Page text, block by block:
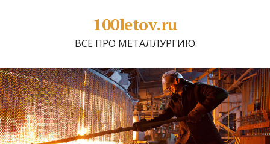
100letov.ru
ВСЕ ПРО МЕТАЛЛУРГИЮ